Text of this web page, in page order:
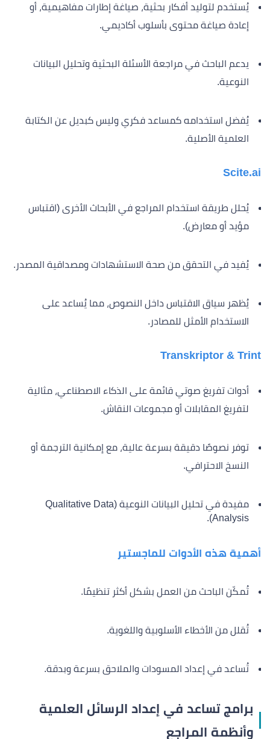
يُستخدم لتوليد أفكار بحثية، صياغة إطارات مفاهيمية، أو
إعادة صياغة محتوى بأسلوب أكاديمي.
يدعم الباحث في مراجعة الأسئلة البحثية وتحليل البيانات
النوعية.
يُفضل استخدامه كمساعد فكري وليس كبديل عن الكتابة
العلمية الأصلية.
Scite.ai
يُحلل طريقة استخدام المراجع في الأبحاث الأخرى (اقتباس
مؤيد أو معارض).
يُفيد في التحقق من صحة الاستشهادات ومصداقية المصدر.
يُظهر سياق الاقتباس داخل النصوص، مما يُساعد على
الاستخدام الأمثل للمصادر.
Transkriptor & Trint
أدوات تفريغ صوتي قائمة على الذكاء الاصطناعي، مثالية
لتفريغ المقابلات أو مجموعات النقاش.
توفر نصوصًا دقيقة بسرعة عالية، مع إمكانية الترجمة أو
النسخ الاحترافي.
مفيدة في تحليل البيانات النوعية (Qualitative Data
Analysis).
أهمية هذه الأدوات للماجستير
تُمكّن الباحث من العمل بشكل أكثر تنظيمًا.
تُقلل من الأخطاء الأسلوبية واللغوية.
تُساعد في إعداد المسودات والملاحق بسرعة وبدقة.
برامج تساعد في إعداد الرسائل العلمية
وأنظمة المراجع